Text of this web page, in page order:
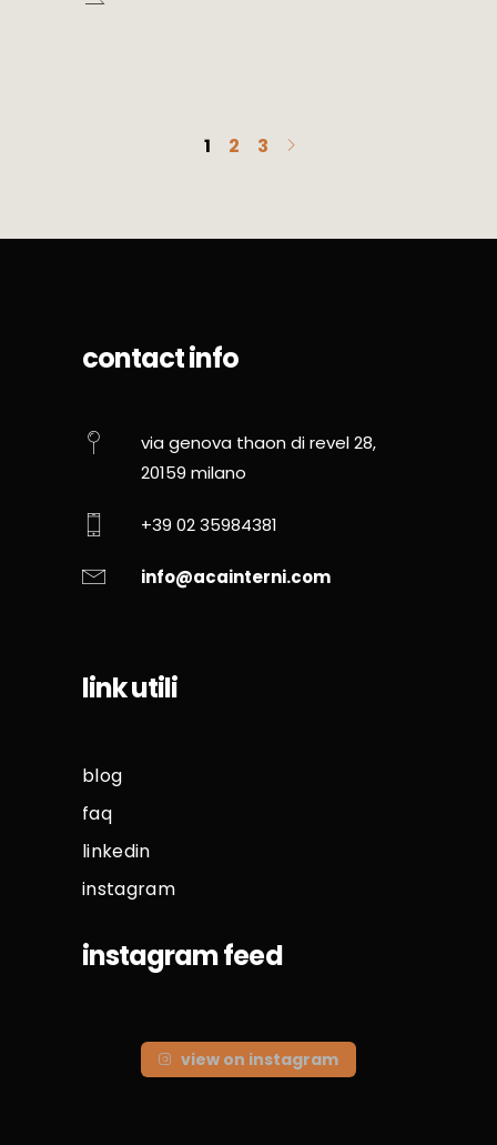
1 2 3
contact info
via genova thaon di revel 28,
20159 milano
+39 02 35984381
info@acainterni.com
link utili
blog
faq
linkedin
instagram
instagram feed
view on instagram